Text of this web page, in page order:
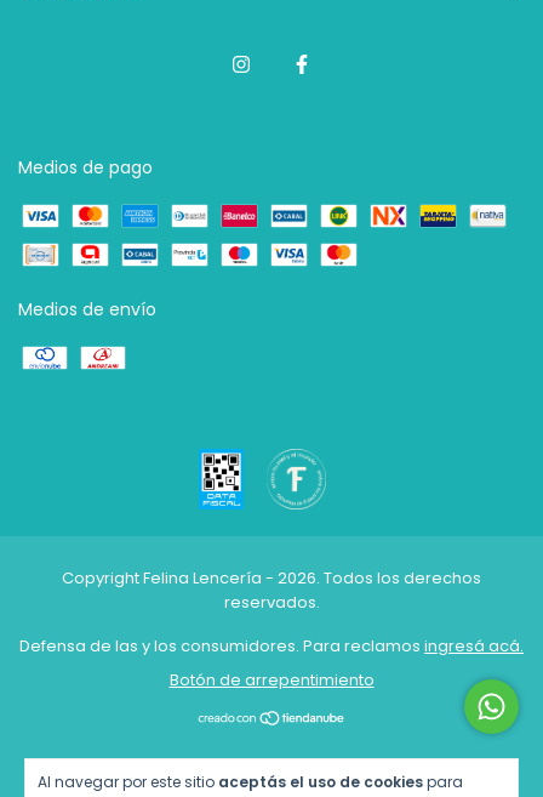
Al navegar por este sitio aceptás el uso de cookiespara
Medios de pago
Medios de envío
Copyright Felina Lencería - 2026. Todos los derechos
reservados.
Defensa de las y los consumidores. Para reclamos ingresá acá.
Botón de arrepentimiento